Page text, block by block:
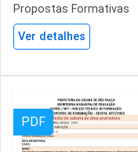
Propostas Formativas
Ver detalhes
PDF